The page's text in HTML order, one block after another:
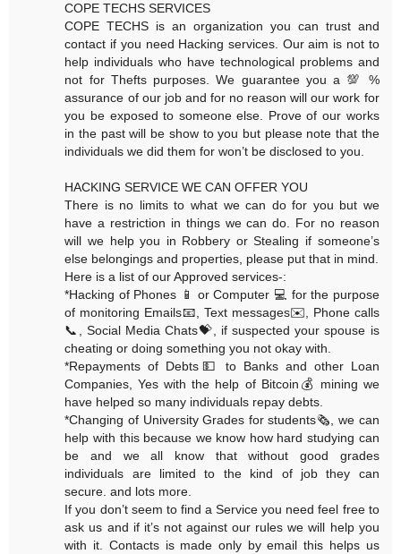
COPE TECHS SERVICES
COPE TECHS is an organization you can trust and
contact if you need Hacking services. Our aim is not to
help individuals who have technological problems and
not for Thefts purposes. We guarantee you a 💯 %
assurance of our job and for no reason will our work for
you be exposed to someone else. Prove of our works
in the past will be show to you but please note that the
individuals we did them for won’t be disclosed to you.
HACKING SERVICE WE CAN OFFER YOU
There is no limits to what we can do for you but we
have a restriction in things we can do. For no reason
will we help you in Robbery or Stealing if someone’s
else belongings and properties, please put that in mind.
Here is a list of our Approved services-:
*Hacking of Phones 📱 or Computer 💻 for the purpose
of monitoring Emails📧, Text messages✉️, Phone calls
📞, Social Media Chats💝, if suspected your spouse is
cheating or doing something you not okay with.
*Repayments of Debts💵 to Banks and other Loan
Companies, Yes with the help of Bitcoin💰 mining we
have helped so many individuals repay debts.
*Changing of University Grades for students🗞, we can
help with this because we know how hard studying can
be and we all know that without good grades
individuals are limited to the kind of job they can
secure. and lots more.
If you don’t seem to find a Service you need feel free to
ask us and if it’s not against our rules we will help you
with it. Contacts is made only by email this helps us